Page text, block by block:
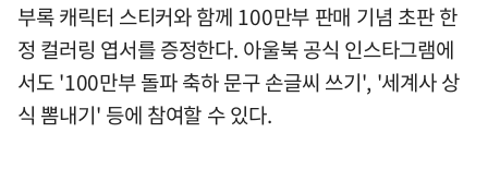
부록 캐릭터 스티커와 함께 100만부 판매 기념 초판 한
정 컬러링 엽서를 증정한다. 아울북 공식 인스타그램에
서도 '100만부 돌파 축하 문구 손글씨 쓰기', '세계사 상
식 뽐내기' 등에 참여할 수 있다.